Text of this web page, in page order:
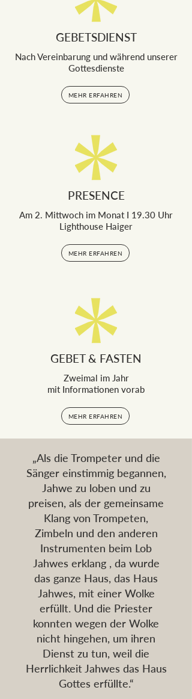
GEBETSDIENST
Nach Vereinbarung und während unserer
Gottesdienste
MEHR ERFAHREN
PRESENCE
Am 2. Mittwoch im Monat I 19.30 Uhr
Lighthouse Haiger
MEHR ERFAHREN
GEBET & FASTEN
Zweimal im Jahr
mit Informationen vorab
MEHR ERFAHREN
„Als die Trompeter und die
Sänger einstimmig begannen,
Jahwe zu loben und zu
preisen, als der gemeinsame
Klang von Trompeten,
Zimbeln und den anderen
Instrumenten beim Lob
Jahwes erklang , da wurde
das ganze Haus, das Haus
Jahwes, mit einer Wolke
erfüllt. Und die Priester
konnten wegen der Wolke
nicht hingehen, um ihren
Dienst zu tun, weil die
Herrlichkeit Jahwes das Haus
Gottes erfüllte.“